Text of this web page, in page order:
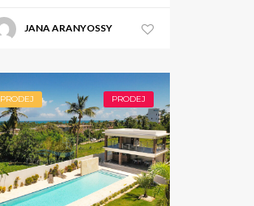
JANA ARANYOSSY
PRODEJ
PRODEJ